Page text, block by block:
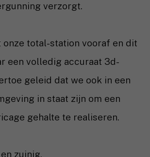
verzorgt.
onze total-station vooraf en dit
een volledig accuraat 3d-
geleid dat we ook in een
in staat zijn om een
gehalte te realiseren.
zuinig.